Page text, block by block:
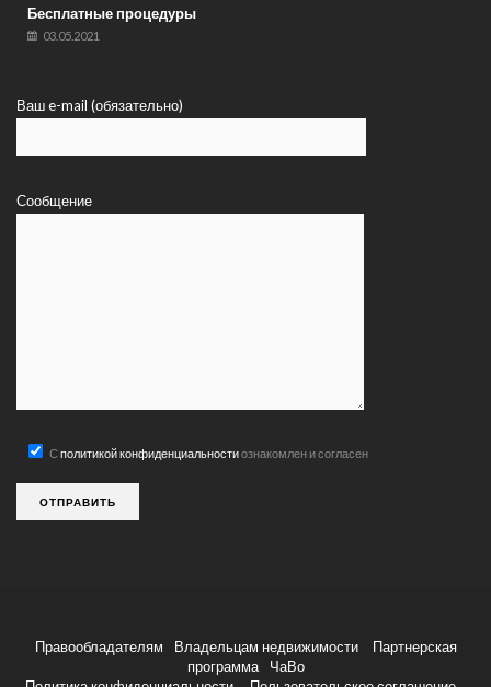
Бесплатные процедуры
03.05.2021
Ваш e-mail (обязательно)
Сообщение
С политикой конфиденциальностиознакомлен и согласен
Правообладателям Владельцам недвижимости
Партнерская
программа
ЧаВо